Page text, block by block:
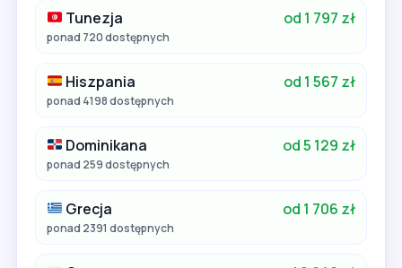
Tunezja od 1 797 zł
ponad 720 dostępnych
Hiszpania od 1 567 zł
ponad 4198 dostępnych
Dominikana od 5 129 zł
ponad 259 dostępnych
Grecja od 1 706 zł
ponad 2391 dostępnych